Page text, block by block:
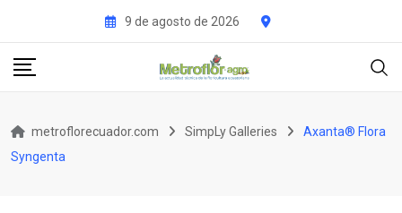
content
9 de agosto de 2026
metroflorecuador.com SimpLy Galleries
Axanta® Flora
Syngenta